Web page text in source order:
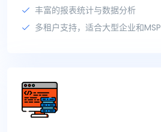
丰富的报表统计与数据分析
多租户支持，适合大型企业和MSP